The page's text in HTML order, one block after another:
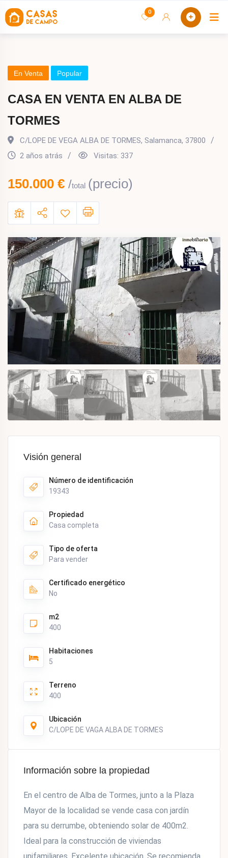
saltar
al
0
En Venta Popular
CASA EN VENTA EN ALBA DE
TORMES
C/LOPE DE VEGA ALBA DE TORMES, Salamanca, 37800
2 años atrás
Visitas: 337
150.000 € total (precio)
Visión general
Número de identificación
19343
Propiedad
Casa completa
Tipo de oferta
Para vender
Certificado energético
No
m2
400
Habitaciones
5
Terreno
400
Ubicación
C/LOPE DE VAGA ALBA DE TORMES
Información sobre la propiedad
En el centro de Alba de Tormes, junto a la Plaza
Mayor de la localidad se vende casa con jardín
para su derrumbe, obteniendo solar de 400m2.
Ideal para la construcción de viviendas